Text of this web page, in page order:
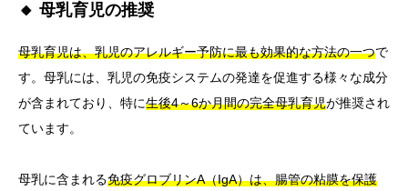
🔸 母乳育児の推奨
母乳育児は、乳児のアレルギー予防に最も効果的な方法の一つで
す。母乳には、乳児の免疫システムの発達を促進する様々な成分
が含まれており、特に生後4～6か月間の完全母乳育児が推奨され
ています。
母乳に含まれる免疫グロブリンA（IgA）は、腸管の粘膜を保護